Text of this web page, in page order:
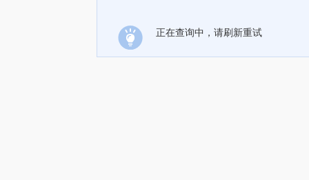
正在查询中，请刷新重试